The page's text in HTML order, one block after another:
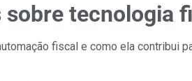
tecnologia
fiscal e como ela contribui